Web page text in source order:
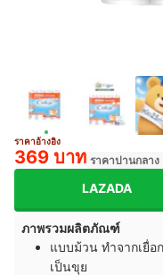
ราคาอ้างอิง
369 บาท ราคาปานกลาง
LAZADA
ภาพรวมผลิตภัณฑ์
แบบม้วน ทำจากเยื่
เป็นขุย